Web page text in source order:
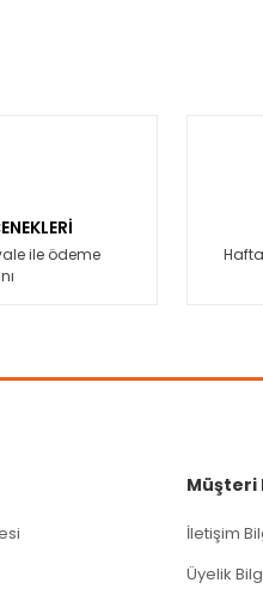
ile ödeme
Müşteri
İletişim
Üyelik